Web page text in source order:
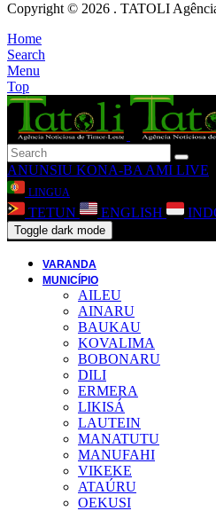
Copyright © 2026 . TATOLI
Home
Search
Menu
Top
ANUNSIU KONA-BA AMI LIVE
LINGUA
TETUN ENGLISH
Toggle dark mode
VARANDA
MUNICÍPIO
AILEU
AINARU
BAUKAU
KOVALIMA
BOBONARU
DILI
ERMERA
LIKISÁ
LAUTEIN
MANATUTU
MANUFAHI
VIKEKE
ATAÚRU
OEKUSI